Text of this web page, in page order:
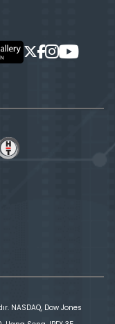
NASDAQ, Dow Jones